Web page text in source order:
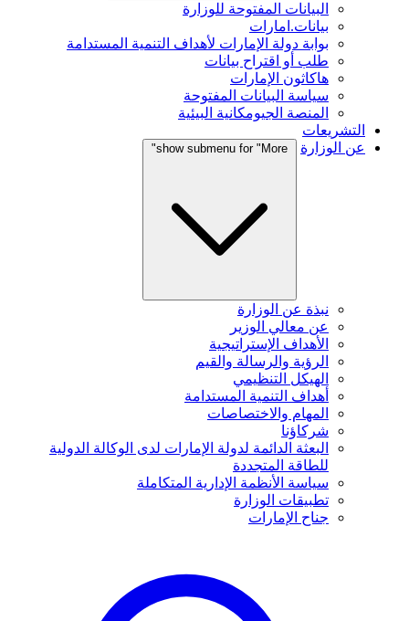
البيانات المفتوحة للوزارة
بيانات.امارات
بوابة دولة الإمارات لأهداف التنمية المستدامة
طلب أو اقتراح بيانات
هاكاثون الإمارات
سياسة البيانات المفتوحة
المنصة الجيومكانية البيئية
التشريعات
عن الوزارة
show submenu for "More"
نبذة عن الوزارة
عن معالي الوزير
الأهداف الإستراتيجية
الرؤية والرسالة والقيم
الهيكل التنظيمي
أهداف التنمية المستدامة
المهام والاختصاصات
شركاؤنا
البعثة الدائمة لدولة الإمارات لدى الوكالة الدولية
للطاقة المتجددة
سياسة الأنظمة الإدارية المتكاملة
تطبيقات الوزارة
جناح الإمارات